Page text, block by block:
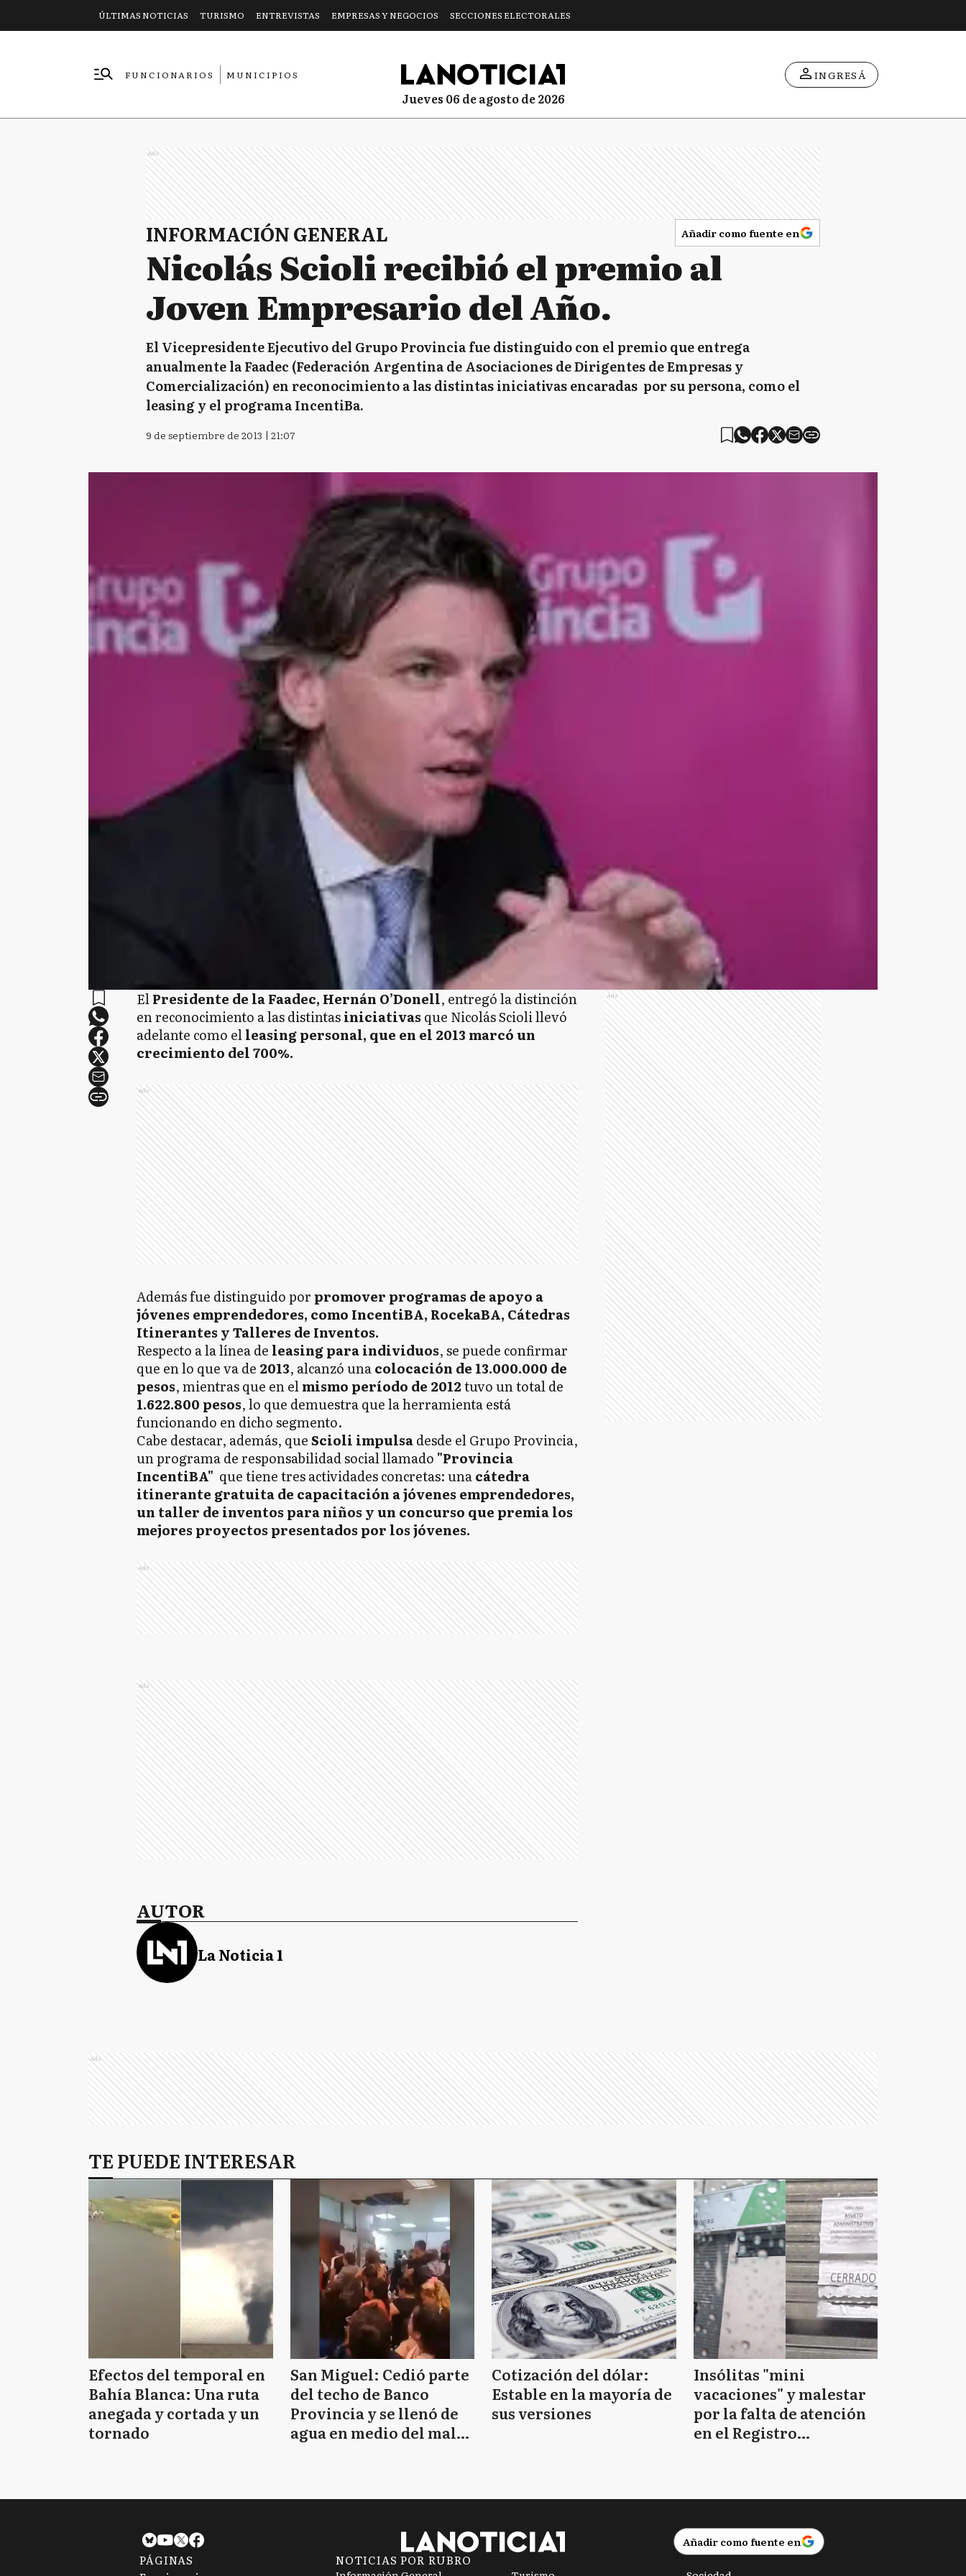
ÚLTIMAS NOTICIAS TURISMO ENTREVISTAS EMPRESAS Y NEGOCIOS SECCIONES ELECTORALES
FUNCIONARIOS
MUNICIPIOS
jueves 06 de agosto de 2026
INGRESÁ
Ads
INFORMACIÓN GENERAL Añadir como fuente en
Nicolás Scioli recibió el premio al
Joven Empresario del Año.
El Vicepresidente Ejecutivo del Grupo Provincia fue distinguido con el premio que entrega
anualmente la Faadec (Federación Argentina de Asociaciones de Dirigentes de Empresas y
Comercialización) en reconocimiento a las distintas iniciativas encaradas por su persona, como el
leasing y el programa IncentiBa.
9 de septiembre de 2013 | 21:07
ElPresidente de la Faadec, Hernán O’Donell, entregó la distinción
en reconocimiento a las distintasiniciativas que Nicolás Scioli llevó
adelante como elleasing personal, que en el 2013 marcó un
crecimiento del 700%.
Ads
Además fue distinguido por promover programas de apoyo a
jóvenes emprendedores, como IncentiBA, RocekaBA, Cátedras
Itinerantes y Talleres de Inventos.
Respecto a la línea de leasing para individuos, se puede confirmar
que en lo que va de 2013, alcanzó unacolocación de 13.000.000 de
pesos, mientras que en elmismo período de 2012tuvo un total de
1.622.800 pesos, lo que demuestra que la herramienta está
funcionando en dicho segmento.
Cabe destacar, además, queScioli impulsadesde el Grupo Provincia,
un programa de responsabilidad social llamado "Provincia
IncentiBA" que tiene tres actividades concretas: unacátedra
itinerante gratuita de capacitación a jóvenes emprendedores,
un taller de inventos para niños y un concurso que premia los
mejores proyectos presentados por los jóvenes.
Ads
Ads
AUTOR
La Noticia 1
Ads
Ads
TE PUEDE INTERESAR
Efectos del temporal en
Bahía Blanca: Una ruta
anegada y cortada y un
tornado
San Miguel: Cedió parte
del techo de Banco
Provincia y se llenó de
agua en medio del mal
Cotización del dólar:
Estable en la mayoría de
sus versiones
Insólitas "mini
vacaciones" y malestar
por la falta de atención
en el Registro
Añadir como fuente en
PÁGINAS
NOTICIAS POR RUBRO